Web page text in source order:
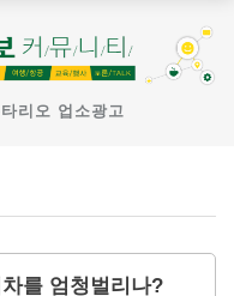
리오 업소광고
를 엄청벌리나?